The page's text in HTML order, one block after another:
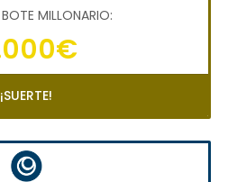
MILLONARIO:
¡SUERTE!